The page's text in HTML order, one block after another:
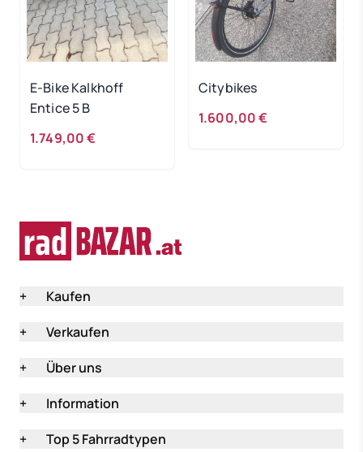
E-Bike Kalkhoff
Entice 5 B
1.749,00 €
Citybikes
1.600,00 €
+
Kaufen
+
Verkaufen
+
Über uns
+
Information
+
Top 5 Fahrradtypen